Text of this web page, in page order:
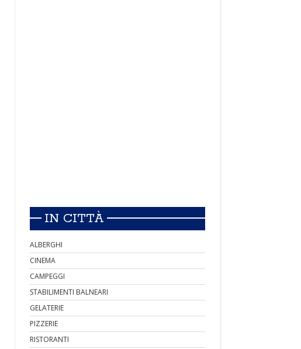
IN CITTÀ
ALBERGHI
CINEMA
CAMPEGGI
STABILIMENTI BALNEARI
GELATERIE
PIZZERIE
RISTORANTI